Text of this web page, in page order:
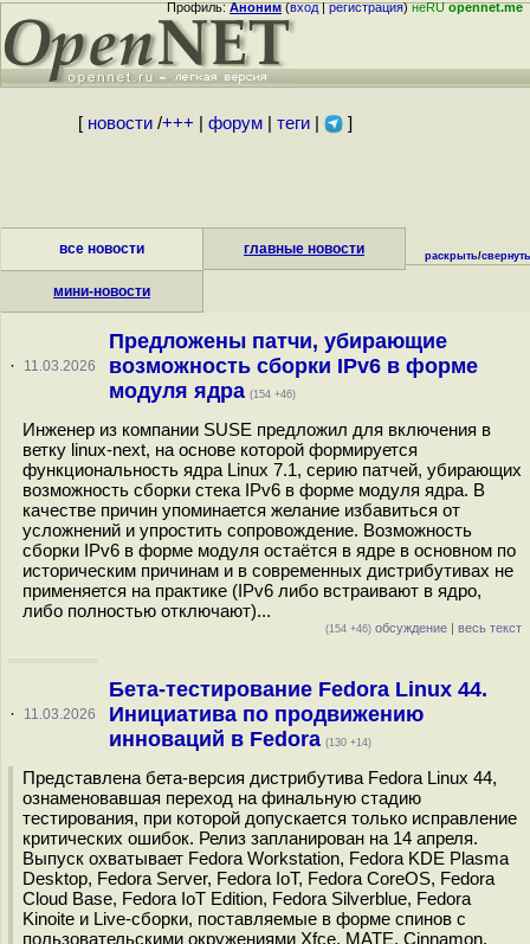
Профиль:Аноним(вход|регистрация)неRUopennet.me
[ новости/+++ форум| теги| ]
все новости главные новости
мини-новости
раскрыть/свернуть
· 11.03.2026
Предложены патчи, убирающие
возможность сборки IPv6 в форме
модуля ядра (154 +46)
Инженер из компании SUSE предложил для включения в
ветку linux-next, на основе которой формируется
функциональность ядра Linux 7.1, серию патчей, убирающих
возможность сборки стека IPv6 в форме модуля ядра. В
качестве причин упоминается желание избавиться от
усложнений и упростить сопровождение. Возможность
сборки IPv6 в форме модуля остаётся в ядре в основном по
историческим причинам и в современных дистрибутивах не
применяется на практике (IPv6 либо встраивают в ядро,
либо полностью отключают)...
(154 +46) обсуждение | весь текст
· 11.03.2026
Бета-тестирование Fedora Linux 44.
Инициатива по продвижению
инноваций в Fedora (130 +14)
Представлена бета-версия дистрибутива Fedora Linux 44,
ознаменовавшая переход на финальную стадию
тестирования, при которой допускается только исправление
критических ошибок. Релиз запланирован на 14 апреля.
Выпуск охватывает Fedora Workstation, Fedora KDE Plasma
Desktop, Fedora Server, Fedora IoT, Fedora CoreOS, Fedora
Cloud Base, Fedora IoT Edition, Fedora Silverblue, Fedora
Kinoite и Live-сборки, поставляемые в форме спинов c
пользовательскими окружениями Xfce, MATE, Cinnamon,